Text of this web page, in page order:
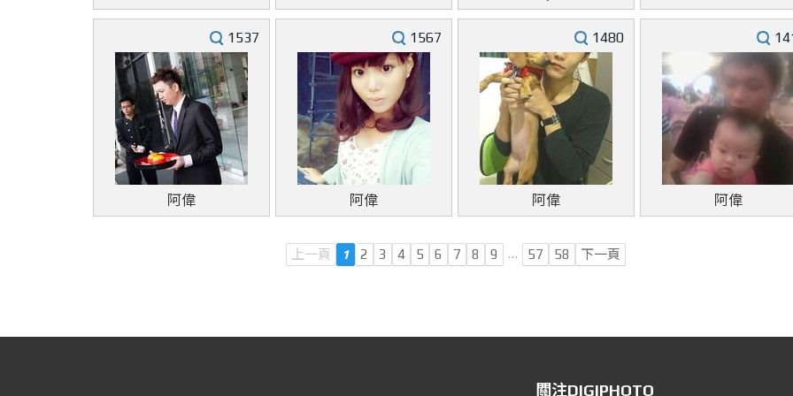
1537
阿偉
1567
阿偉
1480
阿偉 阿偉
上一頁 1 2 3 4 5 6 7 8 9 … 57 58 下一頁
關注DIGIPHOTO